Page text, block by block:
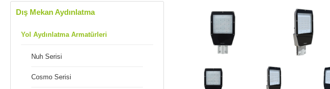
Dış Mekan Aydınlatma
Yol Aydınlatma Armatürleri
Nuh Serisi
Cosmo Serisi